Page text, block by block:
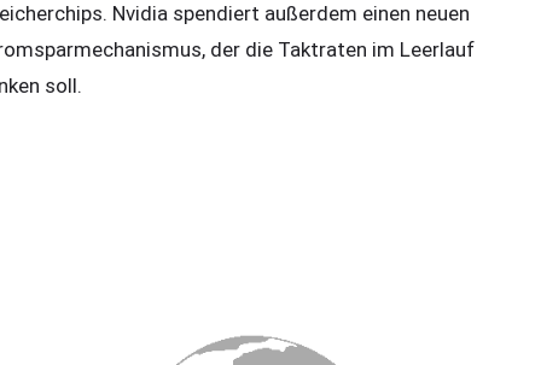
Nvidia spendiert außerdem einen neuen
der die Taktraten im Leerlauf
soll.